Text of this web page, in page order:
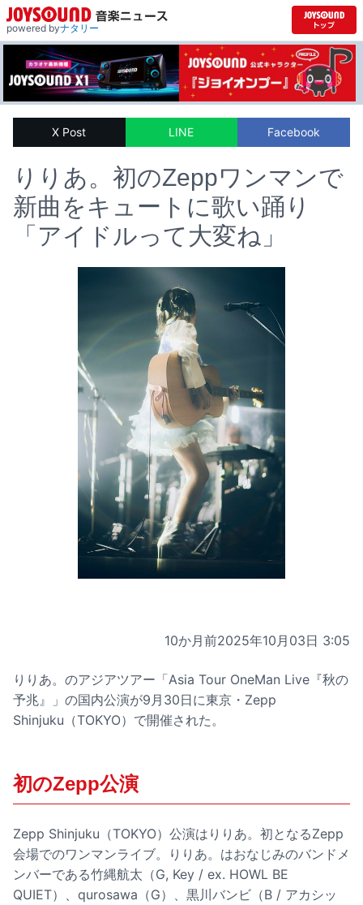
powered byナタリー
X Post LINE Facebook
りりあ。初のZeppワンマンで
新曲をキュートに歌い踊り
「アイドルって大変ね」
10か月前2025年10月03日 3:05
りりあ。のアジアツアー「Asia Tour OneMan Live『秋の
予兆』」の国内公演が9月30日に東京・Zepp
Shinjuku（TOKYO）で開催された。
初のZepp公演
Zepp Shinjuku（TOKYO）公演はりりあ。初となるZepp
会場でのワンマンライブ。りりあ。はおなじみのバンドメ
ンバーである竹縄航太（G, Key / ex. HOWL BE
QUIET）、qurosawa（G）、黒川バンビ（B / アカシッ